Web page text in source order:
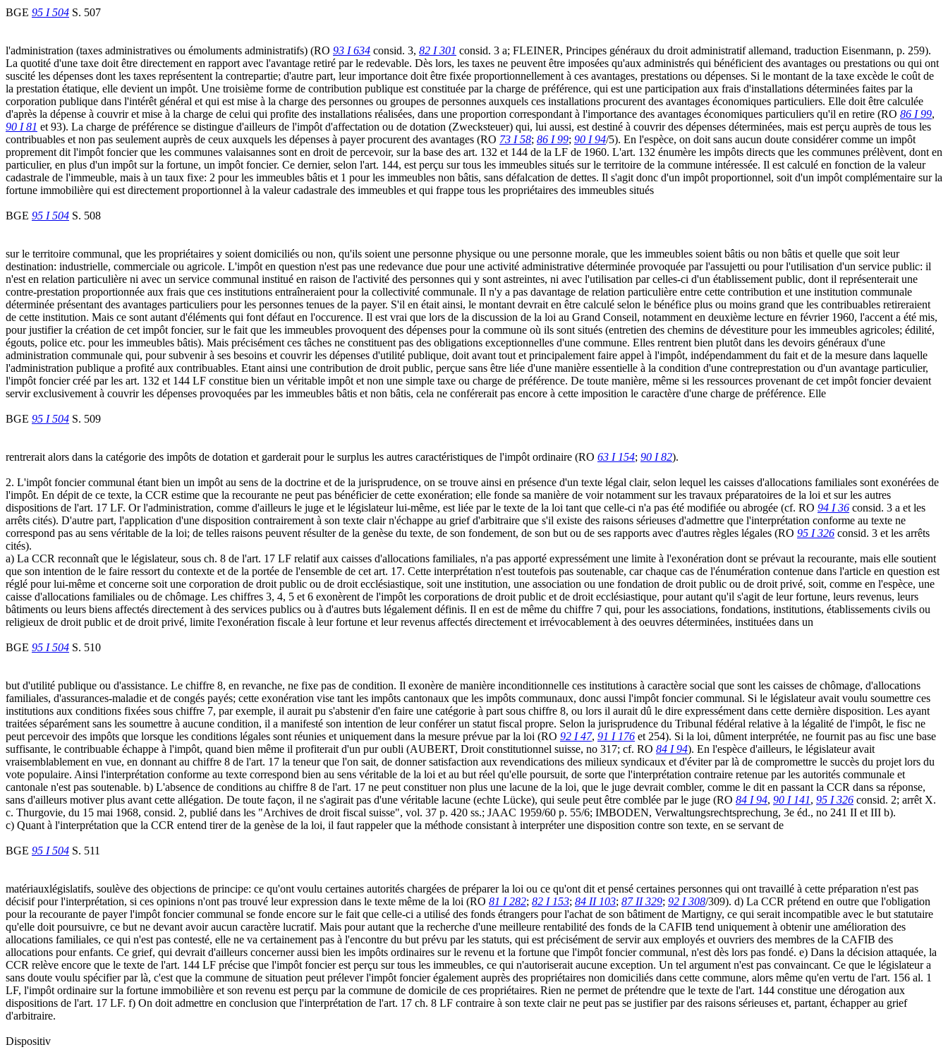
BGE 95 I 504 S. 507
l'administration (taxes administratives ou émoluments administratifs) (RO 93 I 634 consid. 3, 82 I 301 consid. 3 a; FLEINER, Principes généraux du droit administratif allemand, traduction Eisenmann, p. 259).
La quotité d'une taxe doit être directement en rapport avec l'avantage retiré par le redevable. Dès lors, les taxes ne peuvent être imposées qu'aux administrés qui bénéficient des avantages ou prestations ou qui ont
suscité les dépenses dont les taxes représentent la contrepartie; d'autre part, leur importance doit être fixée proportionnellement à ces avantages, prestations ou dépenses. Si le montant de la taxe excède le coût de
la prestation étatique, elle devient un impôt. Une troisième forme de contribution publique est constituée par la charge de préférence, qui est une participation aux frais d'installations déterminées faites par la
corporation publique dans l'intérêt général et qui est mise à la charge des personnes ou groupes de personnes auxquels ces installations procurent des avantages économiques particuliers. Elle doit être calculée
d'après la dépense à couvrir et mise à la charge de celui qui profite des installations réalisées, dans une proportion correspondant à l'importance des avantages économiques particuliers qu'il en retire (RO 86 I 99,
90 I 81 et 93). La charge de préférence se distingue d'ailleurs de l'impôt d'affectation ou de dotation (Zwecksteuer) qui, lui aussi, est destiné à couvrir des dépenses déterminées, mais est perçu auprès de tous les
contribuables et non pas seulement auprès de ceux auxquels les dépenses à payer procurent des avantages (RO 73 I 58; 86 I 99; 90 I 94/5). En l'espèce, on doit sans aucun doute considérer comme un impôt
proprement dit l'impôt foncier que les communes valaisannes sont en droit de percevoir, sur la base des art. 132 et 144 de la LF de 1960. L'art. 132 énumère les impôts directs que les communes prélèvent, dont en
particulier, en plus d'un impôt sur la fortune, un impôt foncier. Ce dernier, selon l'art. 144, est perçu sur tous les immeubles situés sur le territoire de la commune intéressée. Il est calculé en fonction de la valeur
cadastrale de l'immeuble, mais à un taux fixe: 2 pour les immeubles bâtis et 1 pour les immeubles non bâtis, sans défalcation de dettes. Il s'agit donc d'un impôt proportionnel, soit d'un impôt complémentaire sur la
fortune immobilière qui est directement proportionnel à la valeur cadastrale des immeubles et qui frappe tous les propriétaires des immeubles situés
BGE 95 I 504 S. 508
sur le territoire communal, que les propriétaires y soient domiciliés ou non, qu'ils soient une personne physique ou une personne morale, que les immeubles soient bâtis ou non bâtis et quelle que soit leur
destination: industrielle, commerciale ou agricole. L'impôt en question n'est pas une redevance due pour une activité administrative déterminée provoquée par l'assujetti ou pour l'utilisation d'un service public: il
n'est en relation particulière ni avec un service communal institué en raison de l'activité des personnes qui y sont astreintes, ni avec l'utilisation par celles-ci d'un établissement public, dont il représenterait une
contre-prestation proportionnée aux frais que ces institutions entraîneraient pour la collectivité communale. Il n'y a pas davantage de relation particulière entre cette contribution et une institution communale
déterminée présentant des avantages particuliers pour les personnes tenues de la payer. S'il en était ainsi, le montant devrait en être calculé selon le bénéfice plus ou moins grand que les contribuables retireraient
de cette institution. Mais ce sont autant d'éléments qui font défaut en l'occurence. Il est vrai que lors de la discussion de la loi au Grand Conseil, notamment en deuxième lecture en février 1960, l'accent a été mis,
pour justifier la création de cet impôt foncier, sur le fait que les immeubles provoquent des dépenses pour la commune où ils sont situés (entretien des chemins de dévestiture pour les immeubles agricoles; édilité,
égouts, police etc. pour les immeubles bâtis). Mais précisément ces tâches ne constituent pas des obligations exceptionnelles d'une commune. Elles rentrent bien plutôt dans les devoirs généraux d'une
administration communale qui, pour subvenir à ses besoins et couvrir les dépenses d'utilité publique, doit avant tout et principalement faire appel à l'impôt, indépendamment du fait et de la mesure dans laquelle
l'administration publique a profité aux contribuables. Etant ainsi une contribution de droit public, perçue sans être liée d'une manière essentielle à la condition d'une contreprestation ou d'un avantage particulier,
l'impôt foncier créé par les art. 132 et 144 LF constitue bien un véritable impôt et non une simple taxe ou charge de préférence. De toute manière, même si les ressources provenant de cet impôt foncier devaient
servir exclusivement à couvrir les dépenses provoquées par les immeubles bâtis et non bâtis, cela ne conférerait pas encore à cette imposition le caractère d'une charge de préférence. Elle
BGE 95 I 504 S. 509
rentrerait alors dans la catégorie des impôts de dotation et garderait pour le surplus les autres caractéristiques de l'impôt ordinaire (RO 63 I 154; 90 I 82).
2. L'impôt foncier communal étant bien un impôt au sens de la doctrine et de la jurisprudence, on se trouve ainsi en présence d'un texte légal clair, selon lequel les caisses d'allocations familiales sont exonérées de
l'impôt. En dépit de ce texte, la CCR estime que la recourante ne peut pas bénéficier de cette exonération; elle fonde sa manière de voir notamment sur les travaux préparatoires de la loi et sur les autres
dispositions de l'art. 17 LF. Or l'administration, comme d'ailleurs le juge et le législateur lui-même, est liée par le texte de la loi tant que celle-ci n'a pas été modifiée ou abrogée (cf. RO 94 I 36 consid. 3 a et les
arrêts cités). D'autre part, l'application d'une disposition contrairement à son texte clair n'échappe au grief d'arbitraire que s'il existe des raisons sérieuses d'admettre que l'interprétation conforme au texte ne
correspond pas au sens véritable de la loi; de telles raisons peuvent résulter de la genèse du texte, de son fondement, de son but ou de ses rapports avec d'autres règles légales (RO 95 I 326 consid. 3 et les arrêts
cités).
a) La CCR reconnaît que le législateur, sous ch. 8 de l'art. 17 LF relatif aux caisses d'allocations familiales, n'a pas apporté expressément une limite à l'exonération dont se prévaut la recourante, mais elle soutient
que son intention de le faire ressort du contexte et de la portée de l'ensemble de cet art. 17. Cette interprétation n'est toutefois pas soutenable, car chaque cas de l'énumération contenue dans l'article en question est
réglé pour lui-même et concerne soit une corporation de droit public ou de droit ecclésiastique, soit une institution, une association ou une fondation de droit public ou de droit privé, soit, comme en l'espèce, une
caisse d'allocations familiales ou de chômage. Les chiffres 3, 4, 5 et 6 exonèrent de l'impôt les corporations de droit public et de droit ecclésiastique, pour autant qu'il s'agit de leur fortune, leurs revenus, leurs
bâtiments ou leurs biens affectés directement à des services publics ou à d'autres buts légalement définis. Il en est de même du chiffre 7 qui, pour les associations, fondations, institutions, établissements civils ou
religieux de droit public et de droit privé, limite l'exonération fiscale à leur fortune et leur revenus affectés directement et irrévocablement à des oeuvres déterminées, instituées dans un
BGE 95 I 504 S. 510
but d'utilité publique ou d'assistance. Le chiffre 8, en revanche, ne fixe pas de condition. Il exonère de manière inconditionnelle ces institutions à caractère social que sont les caisses de chômage, d'allocations
familiales, d'assurances-maladie et de congés payés; cette exonération vise tant les impôts cantonaux que les impôts communaux, donc aussi l'impôt foncier communal. Si le législateur avait voulu soumettre ces
institutions aux conditions fixées sous chiffre 7, par exemple, il aurait pu s'abstenir d'en faire une catégorie à part sous chiffre 8, ou lors il aurait dû le dire expressément dans cette dernière disposition. Les ayant
traitées séparément sans les soumettre à aucune condition, il a manifesté son intention de leur conférer un statut fiscal propre. Selon la jurisprudence du Tribunal fédéral relative à la légalité de l'impôt, le fisc ne
peut percevoir des impôts que lorsque les conditions légales sont réunies et uniquement dans la mesure prévue par la loi (RO 92 I 47, 91 I 176 et 254). Si la loi, dûment interprétée, ne fournit pas au fisc une base
suffisante, le contribuable échappe à l'impôt, quand bien même il profiterait d'un pur oubli (AUBERT, Droit constitutionnel suisse, no 317; cf. RO 84 I 94). En l'espèce d'ailleurs, le législateur avait
vraisemblablement en vue, en donnant au chiffre 8 de l'art. 17 la teneur que l'on sait, de donner satisfaction aux revendications des milieux syndicaux et d'éviter par là de compromettre le succès du projet lors du
vote populaire. Ainsi l'interprétation conforme au texte correspond bien au sens véritable de la loi et au but réel qu'elle poursuit, de sorte que l'interprétation contraire retenue par les autorités communale et
cantonale n'est pas soutenable. b) L'absence de conditions au chiffre 8 de l'art. 17 ne peut constituer non plus une lacune de la loi, que le juge devrait combler, comme le dit en passant la CCR dans sa réponse,
sans d'ailleurs motiver plus avant cette allégation. De toute façon, il ne s'agirait pas d'une véritable lacune (echte Lücke), qui seule peut être comblée par le juge (RO 84 I 94, 90 I 141, 95 I 326 consid. 2; arrêt X.
c. Thurgovie, du 15 mai 1968, consid. 2, publié dans les "Archives de droit fiscal suisse", vol. 37 p. 420 ss.; JAAC 1959/60 p. 55/6; IMBODEN, Verwaltungsrechtsprechung, 3e éd., no 241 II et III b).
c) Quant à l'interprétation que la CCR entend tirer de la genèse de la loi, il faut rappeler que la méthode consistant à interpréter une disposition contre son texte, en se servant de
BGE 95 I 504 S. 511
matériauxlégislatifs, soulève des objections de principe: ce qu'ont voulu certaines autorités chargées de préparer la loi ou ce qu'ont dit et pensé certaines personnes qui ont travaillé à cette préparation n'est pas
décisif pour l'interprétation, si ces opinions n'ont pas trouvé leur expression dans le texte même de la loi (RO 81 I 282; 82 I 153; 84 II 103; 87 II 329; 92 I 308/309). d) La CCR prétend en outre que l'obligation
pour la recourante de payer l'impôt foncier communal se fonde encore sur le fait que celle-ci a utilisé des fonds étrangers pour l'achat de son bâtiment de Martigny, ce qui serait incompatible avec le but statutaire
qu'elle doit poursuivre, ce but ne devant avoir aucun caractère lucratif. Mais pour autant que la recherche d'une meilleure rentabilité des fonds de la CAFIB tend uniquement à obtenir une amélioration des
allocations familiales, ce qui n'est pas contesté, elle ne va certainement pas à l'encontre du but prévu par les statuts, qui est précisément de servir aux employés et ouvriers des membres de la CAFIB des
allocations pour enfants. Ce grief, qui devrait d'ailleurs concerner aussi bien les impôts ordinaires sur le revenu et la fortune que l'impôt foncier communal, n'est dès lors pas fondé. e) Dans la décision attaquée, la
CCR relève encore que le texte de l'art. 144 LF précise que l'impôt foncier est perçu sur tous les immeubles, ce qui n'autoriserait aucune exception. Un tel argument n'est pas convaincant. Ce que le législateur a
sans doute voulu spécifier par là, c'est que la commune de situation peut prélever l'impôt foncier également auprès des propriétaires non domiciliés dans cette commune, alors même qu'en vertu de l'art. 156 al. 1
LF, l'impôt ordinaire sur la fortune immobilière et son revenu est perçu par la commune de domicile de ces propriétaires. Rien ne permet de prétendre que le texte de l'art. 144 constitue une dérogation aux
dispositions de l'art. 17 LF. f) On doit admettre en conclusion que l'interprétation de l'art. 17 ch. 8 LF contraire à son texte clair ne peut pas se justifier par des raisons sérieuses et, partant, échapper au grief
d'arbitraire.
Dispositiv